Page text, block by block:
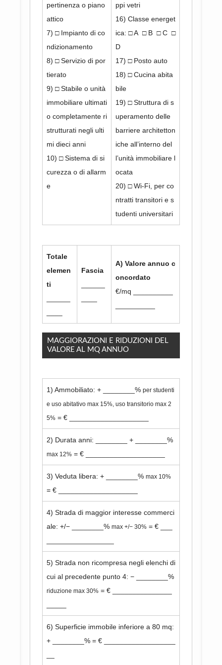
pertinenza o piano
attico
7) □ Impianto di co
ndizionamento
8) □ Servizio di por
tierato
9) □ Stabile o unità
immobiliare ultimati
o completamente ri
strutturati negli ulti
mi dieci anni
10) □ Sistema di si
curezza o di allarm
e
ppi vetri
16) Classe energet
ica: □ A □ B □ C □
D
17) □ Posto auto
18) □ Cucina abita
bile
19) □ Struttura di s
uperamento delle
barriere architetton
iche all’interno del
l’unità immobiliare l
ocata
20) □ Wi-Fi, per co
ntratti transitori e s
tudenti universitari
Totale
elemen
ti
Fascia
A) Valore annuo c
oncordato
€/mq __________
MAGGIORAZIONI E RIDUZIONI DEL
VALORE AL MQ ANNUO
1) Ammobiliato: + ________% per studenti
e uso abitativo max 15%, uso transitorio max 2
5% = € ____________________
2) Durata anni: ________ + ________%
max 12% = € ____________________
3) Veduta libera: + ________% max 10%
= € ____________________
4) Strada di maggior interesse commerci
ale: +/− ________% max +/− 30% = € ___
5) Strada non ricompresa negli elenchi di
cui al precedente punto 4: − ________%
riduzione max 30% = € _______________
6) Superficie immobile inferiore a 80 mq:
+ ________% = € __________________